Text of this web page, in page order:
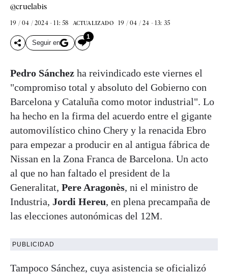
@cruelabis
19 / 04 / 2024 - 11: 58 ACTUALIZADO 19 / 04 / 24 - 13: 35
Seguir en
1
Pedro Sánchez ha reivindicado este viernes el
"compromiso total y absoluto del Gobierno con
Barcelona y Cataluña como motor industrial". Lo
ha hecho en la firma del acuerdo entre el gigante
automovilístico chino Chery y la renacida Ebro
para empezar a producir en al antigua fábrica de
Nissan en la Zona Franca de Barcelona. Un acto
al que no han faltado el president de la
Generalitat, Pere Aragonès, ni el ministro de
Industria, Jordi Hereu, en plena precampaña de
las elecciones autonómicas del 12M.
PUBLICIDAD
Tampoco Sánchez, cuya asistencia se oficializó